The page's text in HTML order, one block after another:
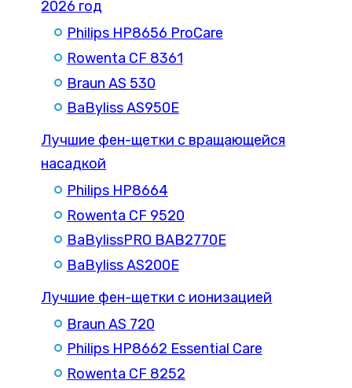
2026 год
Philips HP8656 ProCare
Rowenta CF 8361
Braun AS 530
BaByliss AS950E
Лучшие фен-щетки с вращающейся
насадкой
Philips HP8664
Rowenta CF 9520
BaBylissPRO BAB2770E
BaByliss AS200E
Лучшие фен-щетки с ионизацией
Braun AS 720
Philips HP8662 Essential Care
Rowenta CF 8252